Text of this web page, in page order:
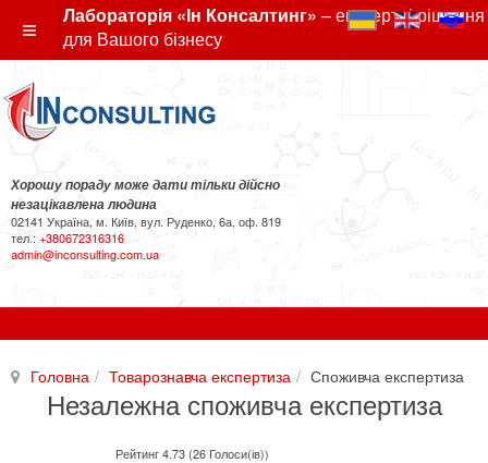
Лабораторія «Ін Консалтинг» – експертні рішення
для Вашого бізнесу
Хорошу пораду може дати тільки дійсно
незацікавлена людина
02141 Україна, м. Київ, вул. Руденко, 6а, оф. 819
тел.: +380672316316
admin@inconsulting.com.ua
Головна Товарознавча експертиза Споживча експертиза
Незалежна споживча експертиза
Рейтинг 4.73 (26 Голоси(ів))